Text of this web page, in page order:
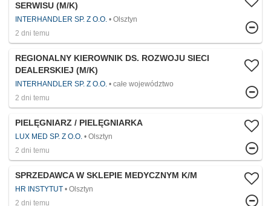
SERWISU (M/K)
INTERHANDLER SP. Z O.O.
Olsztyn
2 dni temu
REGIONALNY KIEROWNIK DS. ROZWOJU SIECI
DEALERSKIEJ (M/K)
INTERHANDLER SP. Z O.O.
całe województwo
2 dni temu
PIELĘGNIARZ / PIELĘGNIARKA
LUX MED SP. Z O.O.
Olsztyn
2 dni temu
SPRZEDAWCA W SKLEPIE MEDYCZNYM K/M
HR INSTYTUT
Olsztyn
2 dni temu